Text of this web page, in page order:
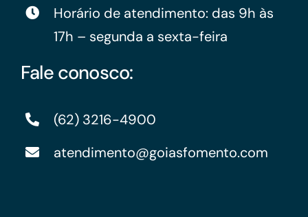
Horário de atendimento: das 9h às
17h – segunda a sexta-feira
Fale conosco:
(62) 3216-4900
atendimento@goiasfomento.com